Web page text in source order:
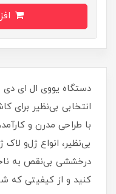
انتخابی بی‌نظیر برای
با طراحی مدرن و
بی‌نظیر، انواع ژل‌و
درخششی بی‌نقص به
کنید و از کیفیتی که